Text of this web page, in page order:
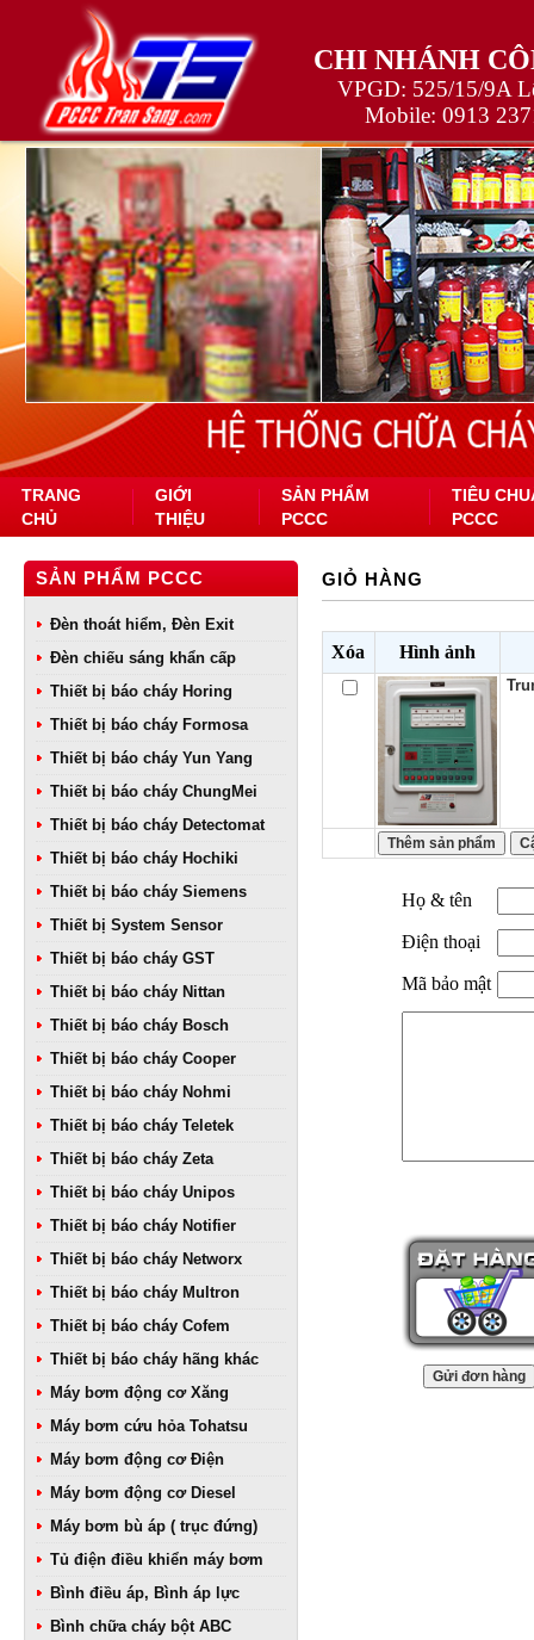
CHI NHÁNH
VPGD: 525/15/9A
Mobile: 0913
TRANG
CHỦ
GIỚI
THIỆU
SẢN PHẨM
PCCC
TIÊU
PCCC
SẢN PHẨM PCCC
Đèn thoát hiểm, Đèn Exit
Đèn chiếu sáng khẩn cấp
Thiết bị báo cháy Horing
Thiết bị báo cháy Formosa
Thiết bị báo cháy Yun Yang
Thiết bị báo cháy ChungMei
Thiết bị báo cháy Detectomat
Thiết bị báo cháy Hochiki
Thiết bị báo cháy Siemens
Thiết bị System Sensor
Thiết bị báo cháy GST
Thiết bị báo cháy Nittan
Thiết bị báo cháy Bosch
Thiết bị báo cháy Cooper
Thiết bị báo cháy Nohmi
Thiết bị báo cháy Teletek
Thiết bị báo cháy Zeta
Thiết bị báo cháy Unipos
Thiết bị báo cháy Notifier
Thiết bị báo cháy Networx
Thiết bị báo cháy Multron
Thiết bị báo cháy Cofem
Thiết bị báo cháy hãng khác
Máy bơm động cơ Xăng
Máy bơm cứu hỏa Tohatsu
Máy bơm động cơ Điện
Máy bơm động cơ Diesel
Máy bơm bù áp ( trục đứng)
Tủ điện điều khiển máy bơm
Bình điều áp, Bình áp lực
Bình chữa cháy bột ABC
GIỎ HÀNG
Xóa Hình ảnh
Họ & tên
Điện thoại
Mã bảo mật